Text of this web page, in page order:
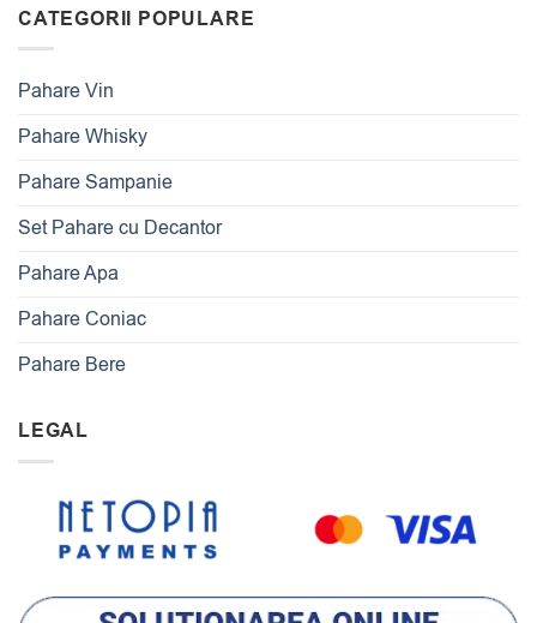
CATEGORII POPULARE
Pahare Vin
Pahare Whisky
Pahare Sampanie
Set Pahare cu Decantor
Pahare Apa
Pahare Coniac
Pahare Bere
LEGAL